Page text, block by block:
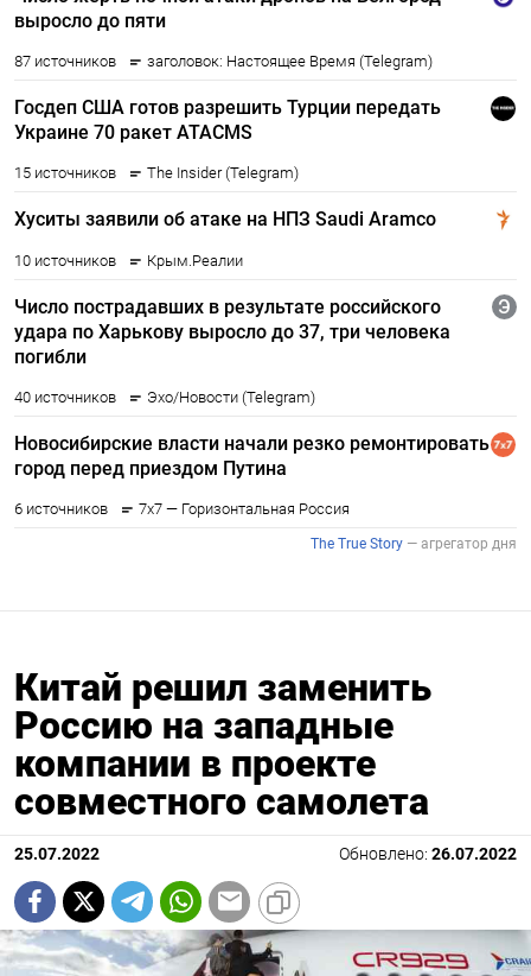
Китай решил заменить
Россию на западные
компании в проекте
совместного самолета
25.07.2022 Обновлено: 26.07.2022